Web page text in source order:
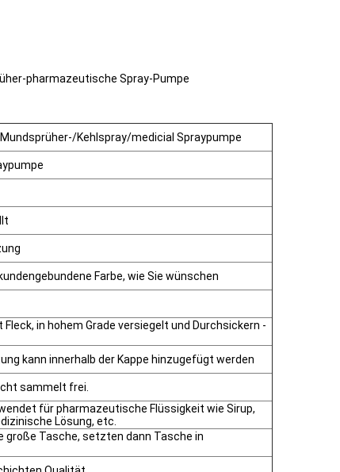
pharmazeutische Spray-Pumpe
Kehlspray/medicial Spraypumpe
Farbe, wie Sie wünschen
in hohem Grade versiegelt und Durchsickern -
kann innerhalb der Kappe hinzugefügt werden
sammelt frei.
für pharmazeutische Flüssigkeit wie Sirup,
Lösung, etc.
große Tasche, setzten dann Tasche in